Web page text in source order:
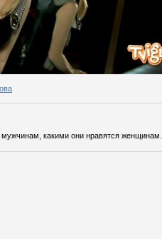
какими они нравятся женщинам.